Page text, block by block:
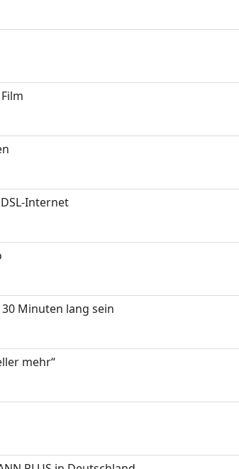
Internet
Minuten lang sein
mehr“